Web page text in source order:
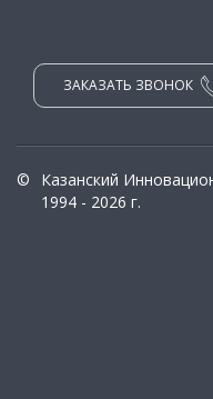
ЗАКАЗАТЬ ЗВОНОК
©
Казанский
1994 - 2026 г.